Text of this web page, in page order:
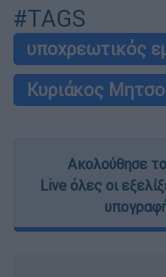
#TAGS
υποχρεωτικός
Κυριάκος
Ακολούθησε
Live όλες οι